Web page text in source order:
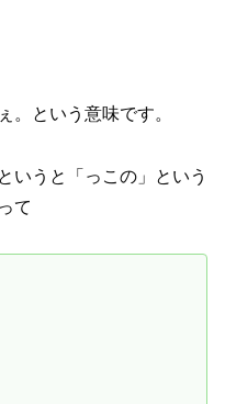
。という意味です。
いうと「っこの」という
て